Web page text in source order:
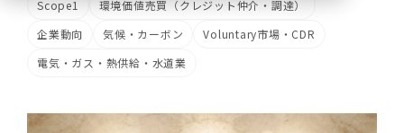
Scope1
環境価値売買（クレジット仲介・調達）
企業動向
気候・カーボン
Voluntary市場・CDR
電気・ガス・熱供給・水道業